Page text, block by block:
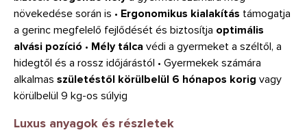
növekedése során is • Ergonomikus kialakítás támogatja
a gerinc megfelelő fejlődését és biztosítja optimális
alvási pozíció • Mély tálca védi a gyermeket a széltől, a
hidegtől és a rossz időjárástól • Gyermekek számára
alkalmas születéstől körülbelül 6 hónapos korig vagy
körülbelül 9 kg-os súlyig
Luxus anyagok és részletek